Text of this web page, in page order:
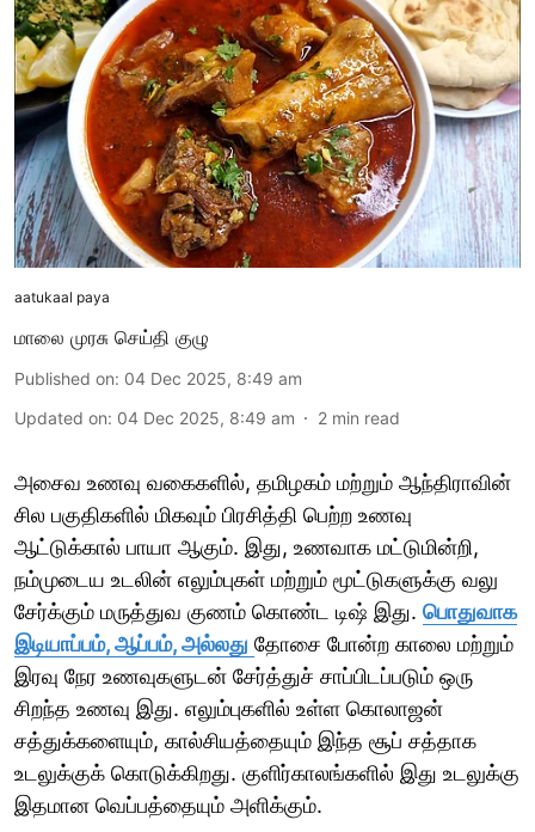
aatukaal paya
மாலை முரசு செய்தி குழு
Published on: 04 Dec 2025, 8:49 am
Updated on: 04 Dec 2025, 8:49 am 2 min read
அசைவ உணவு வகைகளில், தமிழகம் மற்றும் ஆந்திராவின்
சில பகுதிகளில் மிகவும் பிரசித்தி பெற்ற உணவு
ஆட்டுக்கால் பாயா ஆகும். இது, உணவாக மட்டுமின்றி,
நம்முடைய உடலின் எலும்புகள் மற்றும் மூட்டுகளுக்கு வலு
சேர்க்கும் மருத்துவ குணம் கொண்ட டிஷ் இது. பொதுவாக
இடியாப்பம், ஆப்பம், அல்லது தோசை போன்ற காலை மற்றும்
இரவு நேர உணவுகளுடன் சேர்த்துச் சாப்பிடப்படும் ஒரு
சிறந்த உணவு இது. எலும்புகளில் உள்ள கொலாஜன்
சத்துக்களையும், கால்சியத்தையும் இந்த சூப் சத்தாக
உடலுக்குக் கொடுக்கிறது. குளிர்காலங்களில் இது உடலுக்கு
இதமான வெப்பத்தையும் அளிக்கும்.